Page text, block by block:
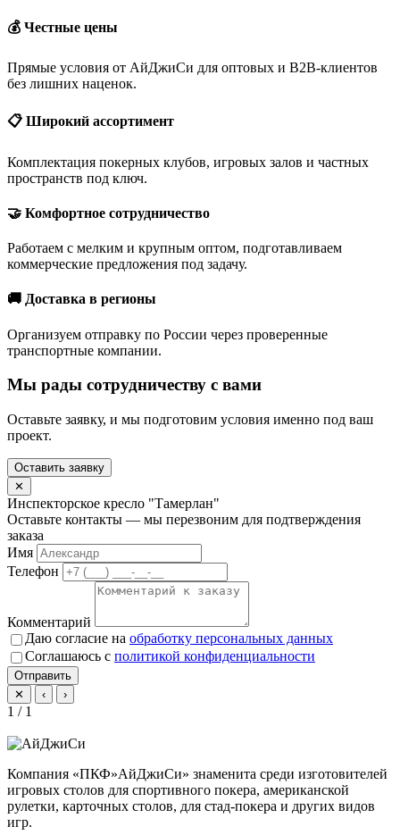
💰 Честные цены
Прямые условия от АйДжиСи для оптовых и B2B-клиентов
без лишних наценок.
📋 Широкий ассортимент
Комплектация покерных клубов, игровых залов и частных
пространств под ключ.
🤝 Комфортное сотрудничество
Работаем с мелким и крупным оптом, подготавливаем
коммерческие предложения под задачу.
🚚 Доставка в регионы
Организуем отправку по России через проверенные
транспортные компании.
Мы рады сотрудничеству с вами
Оставьте заявку, и мы подготовим условия именно под ваш
проект.
Оставить заявку
✕
Инспекторское кресло "Тамерлан"
Оставьте контакты — мы перезвоним для подтверждения
заказа
Имя
Телефон
Комментарий
Даю согласие на обработку персональных данных
Соглашаюсь с политикой конфиденциальности
Отправить
✕
‹ ›
1 / 1
Компания «ПКФ»АйДжиСи» знаменита среди изготовителей
игровых столов для спортивного покера, американской
рулетки, карточных столов, для стад-покера и других видов
игр.